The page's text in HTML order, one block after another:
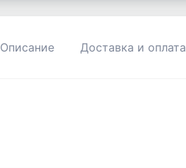
Описание Доставка и оплата